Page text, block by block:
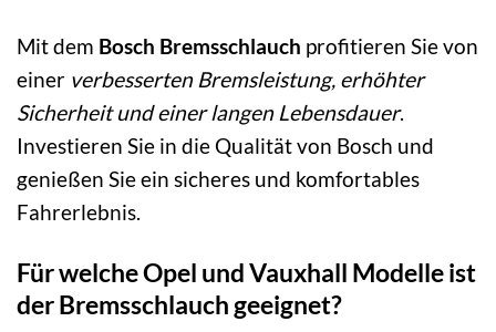
Mit dem Bosch Bremsschlauch profitieren Sie von
einer verbesserten Bremsleistung, erhöhter
Sicherheit und einer langen Lebensdauer.
Investieren Sie in die Qualität von Bosch und
genießen Sie ein sicheres und komfortables
Fahrerlebnis.
Für welche Opel und Vauxhall Modelle ist
der Bremsschlauch geeignet?